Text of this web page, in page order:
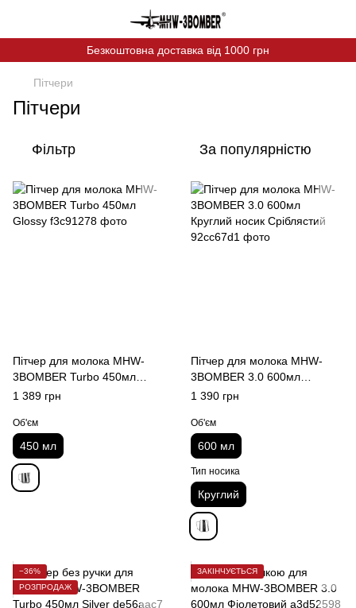
Безкоштовна доставка від 1000 грн
Пітчери
Пітчери
Фільтр За популярністю
Пітчер для молока MHW-
3BOMBER Turbo 450мл
Glossy
1 389 грн
Об'єм
450 мл
Пітчер для молока MHW-
3BOMBER 3.0 600мл
Круглий носик Сріблястий
1 390 грн
Об'єм
600 мл
Тип носика
Круглий
−36%
РОЗПРОДАЖ
ЗАКІНЧУЄТЬСЯ